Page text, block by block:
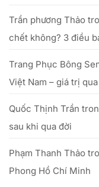
Trần phương Thảo
chết không? 3 điều
Trang Phục Bông
Việt Nam – giá trị
Quốc Thịnh Trần
sau khi qua đời
Phạm Thanh Thảo
Phong Hồ Chí Minh